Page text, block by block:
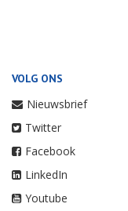
VOLG ONS
Nieuwsbrief
Twitter
Facebook
LinkedIn
Youtube